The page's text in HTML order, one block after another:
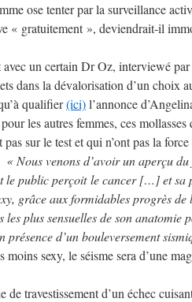
ose tenter par la surveillance
« gratuitement », deviendrait-il
avec un certain Dr Oz, interviewé
dans la dévalorisation d’un choix
qualifier(ici)l’annonce
les autres femmes, ces
sur le test et qui n’ont pas la
« Nous venons d’avoir un aperçu
le public perçoit le cancer […] et sa
grâce aux formidables progrès
les plus sensuelles de son
présence d’un bouleversement
moins sexy, le séisme sera d’une
de travestissement d’un échec